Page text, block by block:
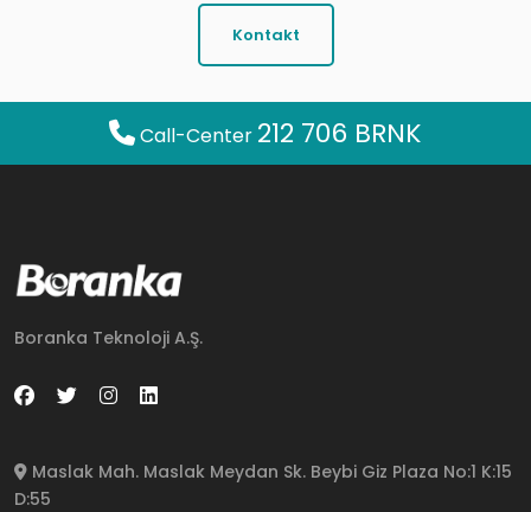
Kontakt
Call-Center 212 706 BRNK
Boranka Teknoloji A.Ş.
Maslak Mah. Maslak Meydan Sk. Beybi Giz Plaza No:1 K:15
D:55